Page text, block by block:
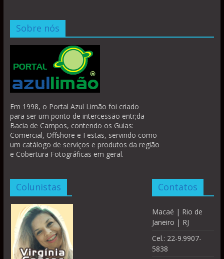
Sobre nós
Em 1998, o Portal Azul Limão foi criado
para ser um ponto de intercessão entr;da
Bacia de Campos, contendo os Guias:
Comercial, Offshore e Festas, servindo como
um catálogo de serviços e produtos da região
e Cobertura Fotográficas em geral.
Colunistas Contatos
Macaé | Rio de
Janeiro | RJ
Cel.: 22-9.9907-
5838